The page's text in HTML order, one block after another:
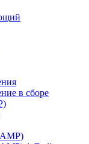
в сборе